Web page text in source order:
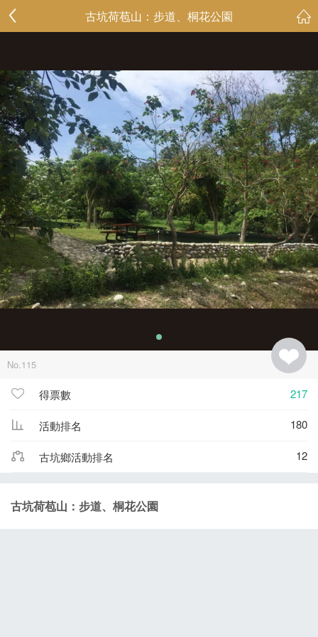
古坑荷苞山：步道、桐花公園
No.115
得票數 217
活動排名 180
古坑鄉活動排名 12
古坑荷苞山：步道、桐花公園